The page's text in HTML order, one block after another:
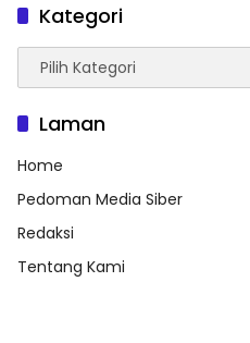
Kategori
Kategori
Laman
Home
Pedoman Media Siber
Redaksi
Tentang Kami